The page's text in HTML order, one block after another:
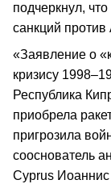
подчеркнул,
санкций
«Заявление о
кризису
Республика
приобрела
пригрозила
сооснователь
Cyprus